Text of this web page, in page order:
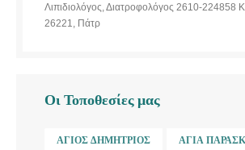
Λιπιδιολόγος, Διατροφολόγος 2610-224858
26221, Πάτρ
Οι Τοποθεσίες μας
ΆΓΙΟΣ ΔΗΜΉΤΡΙΟΣ ΑΓΊΑ